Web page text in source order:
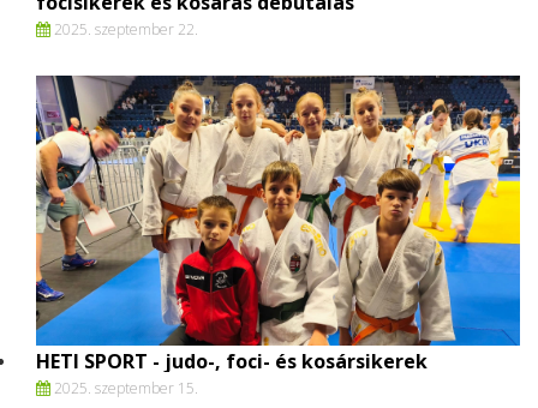
2025. szeptember 22.
HETI SPORT - judo-, foci- és kosársikerek
2025. szeptember 15.